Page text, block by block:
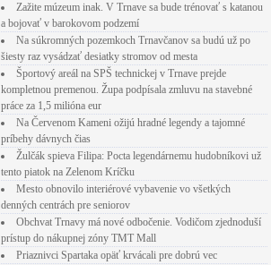
Zažite múzeum inak. V Trnave sa bude trénovať s katanou
a bojovať v barokovom podzemí
Na súkromných pozemkoch Trnavčanov sa budú už po
šiesty raz vysádzať desiatky stromov od mesta
Športový areál na SPŠ technickej v Trnave prejde
kompletnou premenou. Župa podpísala zmluvu na stavebné
práce za 1,5 milióna eur
Na Červenom Kameni ožijú hradné legendy a tajomné
príbehy dávnych čias
Žulčák spieva Filipa: Pocta legendárnemu hudobníkovi už
tento piatok na Zelenom Kríčku
Mesto obnovilo interiérové vybavenie vo všetkých
denných centrách pre seniorov
Obchvat Trnavy má nové odbočenie. Vodičom zjednoduší
prístup do nákupnej zóny TMT Mall
Priaznivci Spartaka opäť krvácali pre dobrú vec